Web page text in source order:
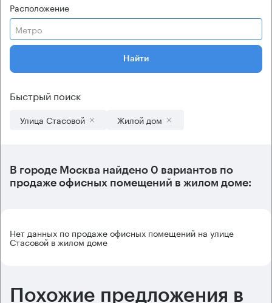
Расположение
Метро
Найти
Быстрый поиск
Улица Стасовой Жилой дом
В городе Москва найдено 0 вариантов по
продаже офисных помещений в жилом доме:
Нет данных по продаже офисных помещений на улице
Стасовой в жилом доме
Похожие предложения в